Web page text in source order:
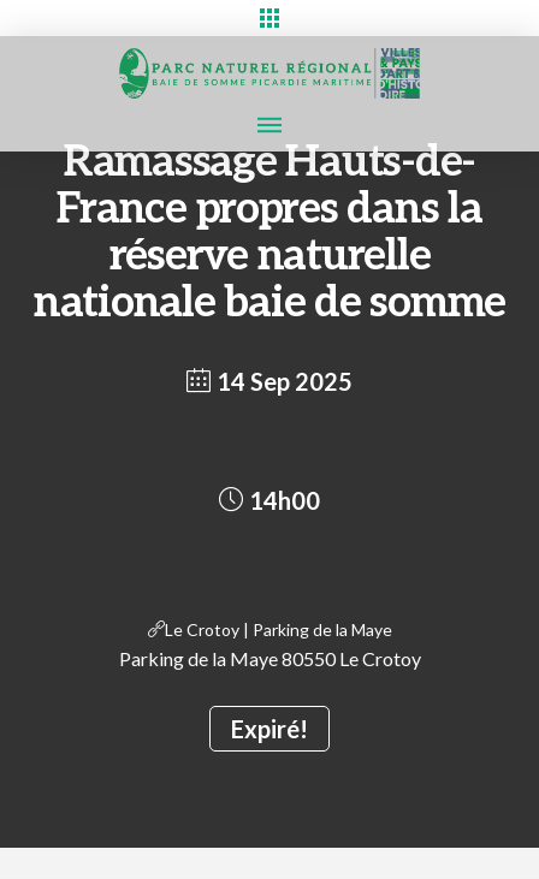
Ramassage Hauts-de-
France propres dans la
réserve naturelle
nationale baie de somme
14 Sep 2025
Expiré!
14h00
Le Crotoy | Parking de la Maye
Parking de la Maye 80550 Le Crotoy